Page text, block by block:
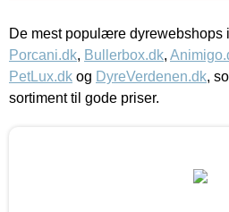
De mest populære dyrewebshops
Porcani.dk, Bullerbox.dk,
PetLux.dk og DyreVerdenen.dk,
sortiment til gode priser.